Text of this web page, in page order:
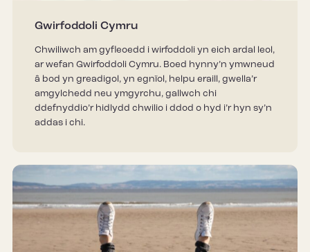
Gwirfoddoli Cymru
Chwiliwch am gyfleoedd i wirfoddoli yn eich ardal leol,
ar wefan Gwirfoddoli Cymru. Boed hynny’n ymwneud
â bod yn greadigol, yn egnïol, helpu eraill, gwella’r
amgylchedd neu ymgyrchu, gallwch chi
ddefnyddio’r hidlydd chwilio i ddod o hyd i’r hyn sy’n
addas i chi.